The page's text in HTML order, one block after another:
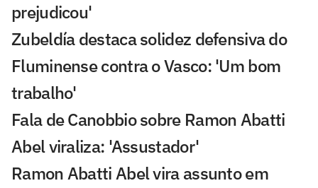
prejudicou'
Zubeldía destaca solidez defensiva do
Fluminense contra o Vasco: 'Um bom
trabalho'
Fala de Canobbio sobre Ramon Abatti
Abel viraliza: 'Assustador'
Ramon Abatti Abel vira assunto em